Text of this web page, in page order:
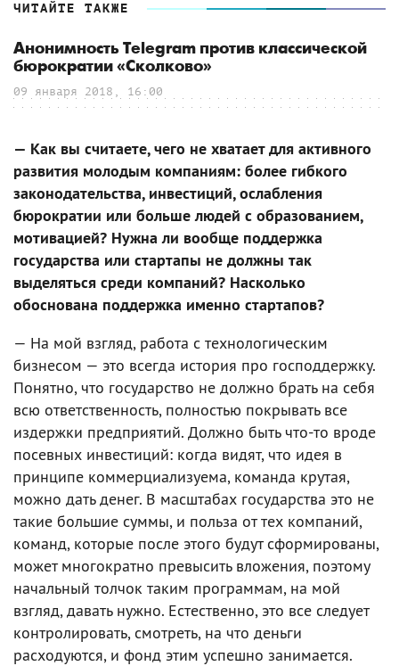
ЧИТАЙТЕ ТАКЖЕ
Анонимность Telegram против классической
бюрократии «Сколково»
09 января 2018, 16:00
— Как вы считаете, чего не хватает для активного
развития молодым компаниям: более гибкого
законодательства, инвестиций, ослабления
бюрократии или больше людей с образованием,
мотивацией? Нужна ли вообще поддержка
государства или стартапы не должны так
выделяться среди компаний? Насколько
обоснована поддержка именно стартапов?
— На мой взгляд, работа с технологическим
бизнесом — это всегда история про господдержку.
Понятно, что государство не должно брать на себя
всю ответственность, полностью покрывать все
издержки предприятий. Должно быть что-то вроде
посевных инвестиций: когда видят, что идея в
принципе коммерциализуема, команда крутая,
можно дать денег. В масштабах государства это не
такие большие суммы, и польза от тех компаний,
команд, которые после этого будут сформированы,
может многократно превысить вложения, поэтому
начальный толчок таким программам, на мой
взгляд, давать нужно. Естественно, это все следует
контролировать, смотреть, на что деньги
расходуются, и фонд этим успешно занимается.